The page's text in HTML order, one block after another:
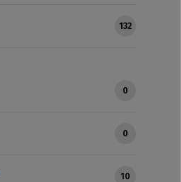
132
0
0
10